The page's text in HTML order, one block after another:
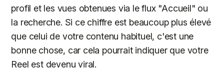
profil et les vues obtenues via le flux "Accueil" ou
la recherche. Si ce chiffre est beaucoup plus élevé
que celui de votre contenu habituel, c'est une
bonne chose, car cela pourrait indiquer que votre
Reel est devenu viral.